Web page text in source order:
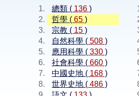
總類 ( 136 )
哲學 (65 )
宗教 ( 15 )
自然科學 (508 )
應用科學 (330 )
社會科學 (660 )
中國史地 ( 168 )
世界史地 (486 )